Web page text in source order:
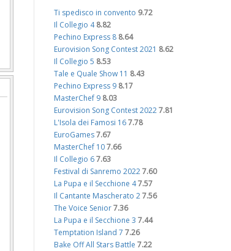
Ti spedisco in convento 9.72
Il Collegio 4 8.82
Pechino Express 8 8.64
Eurovision Song Contest 2021 8.62
Il Collegio 5 8.53
Tale e Quale Show 11 8.43
Pechino Express 9 8.17
MasterChef 9 8.03
Eurovision Song Contest 2022 7.81
L'Isola dei Famosi 16 7.78
EuroGames 7.67
MasterChef 10 7.66
Il Collegio 6 7.63
Festival di Sanremo 2022 7.60
La Pupa e il Secchione 47.57
Il Cantante Mascherato 2 7.56
The Voice Senior 7.36
La Pupa e il Secchione 3 7.44
Temptation Island 7 7.26
Bake Off All Stars Battle 7.22